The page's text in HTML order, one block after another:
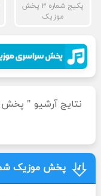
پکیج شماره ۳ پخش
موزیک
نتایج آرشیو " پخش
پخش موزیک